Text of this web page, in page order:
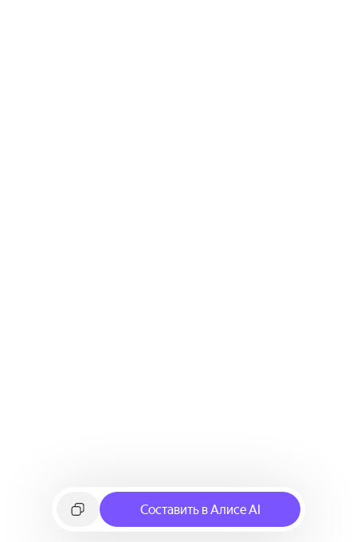
Составить в Алисе AI